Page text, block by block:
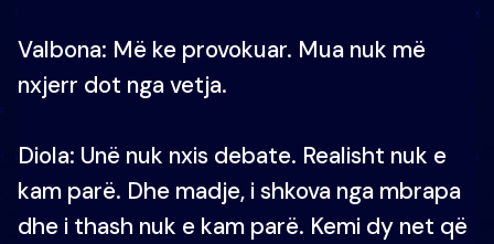
Valbona: Më ke provokuar. Mua nuk më
nxjerr dot nga vetja.
Diola: Unë nuk nxis debate. Realisht nuk e
kam parë. Dhe madje, i shkova nga mbrapa
dhe i thash nuk e kam parë. Kemi dy net që